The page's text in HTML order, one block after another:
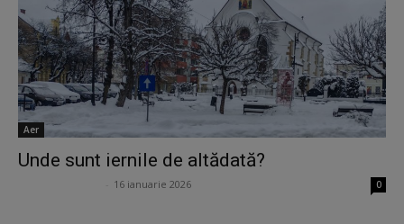
Aer
Unde sunt iernile de altădată?
16 ianuarie 2026 0